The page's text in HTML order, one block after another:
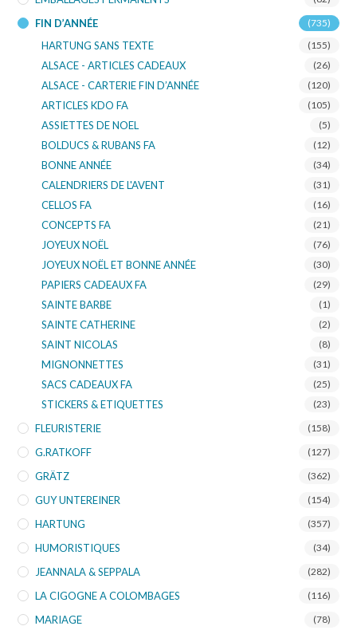
FIN D’ANNÉE (735)
HARTUNG SANS TEXTE (155)
ALSACE - ARTICLES CADEAUX (26)
ALSACE - CARTERIE FIN D’ANNÉE (120)
ARTICLES KDO FA (105)
ASSIETTES DE NOEL (5)
BOLDUCS & RUBANS FA (12)
BONNE ANNÉE (34)
CALENDRIERS DE L'AVENT (31)
CELLOS FA (16)
CONCEPTS FA (21)
JOYEUX NOËL (76)
JOYEUX NOËL ET BONNE ANNÉE (30)
PAPIERS CADEAUX FA (29)
SAINTE BARBE (1)
SAINTE CATHERINE (2)
SAINT NICOLAS (8)
MIGNONNETTES (31)
SACS CADEAUX FA (25)
STICKERS & ETIQUETTES (23)
FLEURISTERIE (158)
G.RATKOFF (127)
GRÄTZ (362)
GUY UNTEREINER (154)
HARTUNG (357)
HUMORISTIQUES (34)
JEANNALA & SEPPALA (282)
LA CIGOGNE A COLOMBAGES (116)
MARIAGE (78)